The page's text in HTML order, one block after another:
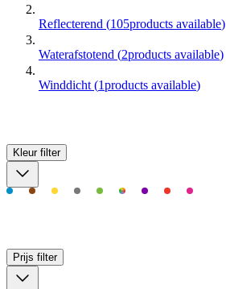
Reflecterend (105products available)
Waterafstotend (2products available)
Winddicht (1products available)
Kleur filter
Prijs filter